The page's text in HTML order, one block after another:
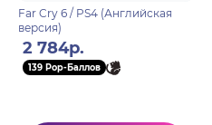
Far Cry 6 / PS4 (Английская
версия)
2 784р.
139 Pop-Баллов